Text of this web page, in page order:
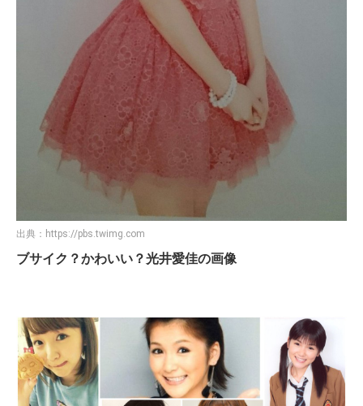
出典： https://pbs.twimg.com
ブサイク？かわいい？光井愛佳の画像